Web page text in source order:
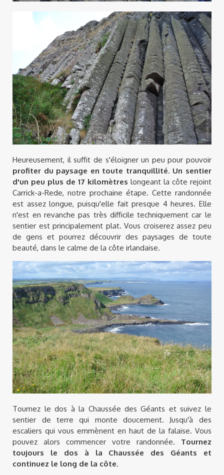
Heureusement, il suffit de s'éloigner un peu pour pouvoir
profiter du paysage en toute tranquillité. Un sentier
d'un peu plus de 17 kilomètres longeant la côte rejoint
Carrick-a-Rede, notre prochaine étape. Cette randonnée
est assez longue, puisqu'elle fait presque 4 heures. Elle
n'est en revanche pas très difficile techniquement car le
sentier est principalement plat. Vous croiserez assez peu
de gens et pourrez découvrir des paysages de toute
beauté, dans le calme de la côte irlandaise.
Tournez le dos à la Chaussée des Géants et suivez le
sentier de terre qui monte doucement. Jusqu'à des
escaliers qui vous emmènent en haut de la falaise. Vous
pouvez alors commencer votre randonnée. Tournez
toujours le dos à la Chaussée des Géants et
continuez le long de la côte.